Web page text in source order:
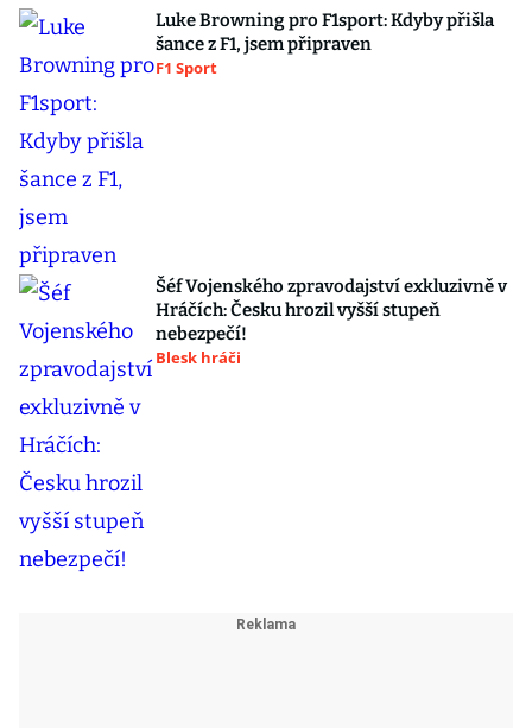
Luke Browning pro F1sport: Kdyby přišla
šance z F1, jsem připraven
F1 Sport
Šéf Vojenského zpravodajství exkluzivně v
Hráčích: Česku hrozil vyšší stupeň
nebezpečí!
Blesk hráči